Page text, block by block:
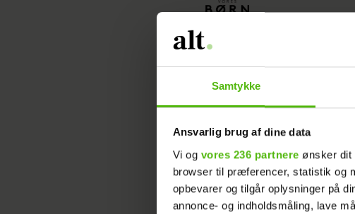
Samtykke
Ansvarlig brug af dine data
Vi og vores 236 partnere ønsker dit
browser til præferencer, statistik og
opbevarer og tilgår oplysninger på
annonce- og indholdsmåling, lave
Dilemma:
Vi er en
rigtig råd til
udlandet en
skoleferierne